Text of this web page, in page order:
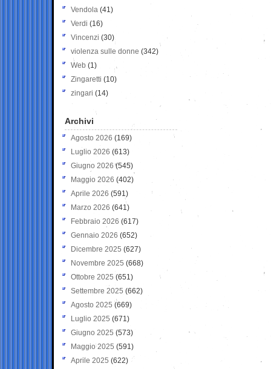
Vendola (41)
Verdi (16)
Vincenzi (30)
violenza sulle donne (342)
Web (1)
Zingaretti (10)
zingari (14)
Archivi
Agosto 2026 (169)
Luglio 2026 (613)
Giugno 2026 (545)
Maggio 2026 (402)
Aprile 2026 (591)
Marzo 2026 (641)
Febbraio 2026 (617)
Gennaio 2026 (652)
Dicembre 2025 (627)
Novembre 2025 (668)
Ottobre 2025 (651)
Settembre 2025 (662)
Agosto 2025 (669)
Luglio 2025 (671)
Giugno 2025 (573)
Maggio 2025 (591)
Aprile 2025 (622)